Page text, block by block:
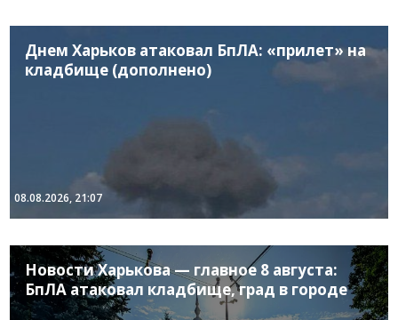
Днем Харьков атаковал БпЛА: «прилет» на
кладбище (дополнено)
08.08.2026, 21:07
Новости Харькова — главное 8 августа:
БпЛА атаковал кладбище, град в городе